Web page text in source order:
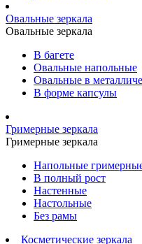
Овальные зеркала
Овальные зеркала
В багете
Овальные напольные
Овальные в
В форме капсулы
Гримерные зеркала
Гримерные зеркала
Напольные
В полный рост
Настенные
Настольные
Без рамы
Косметические зеркала